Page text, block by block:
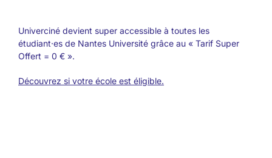
Univerciné devient super accessible à toutes les
étudiant·es de Nantes Université grâce au « Tarif Super
Offert = 0 € ».
Découvrez si votre école est éligible.